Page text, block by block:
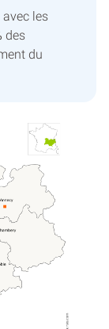
les
des
du